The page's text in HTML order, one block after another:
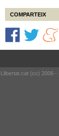
COMPARTEIX
Llibertat.cat (cc) 2006 -